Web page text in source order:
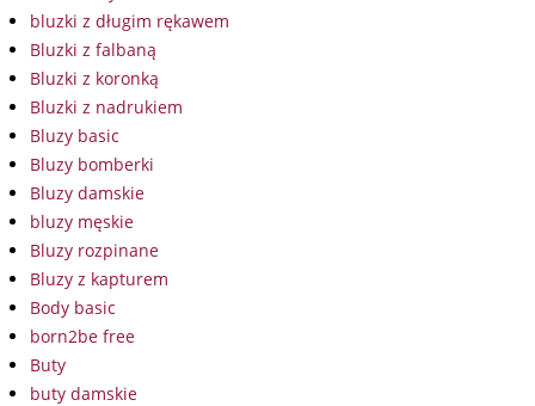
bluzki z długim rękawem
Bluzki z falbaną
Bluzki z koronką
Bluzki z nadrukiem
Bluzy basic
Bluzy bomberki
Bluzy damskie
bluzy męskie
Bluzy rozpinane
Bluzy z kapturem
Body basic
born2be free
Buty
buty damskie